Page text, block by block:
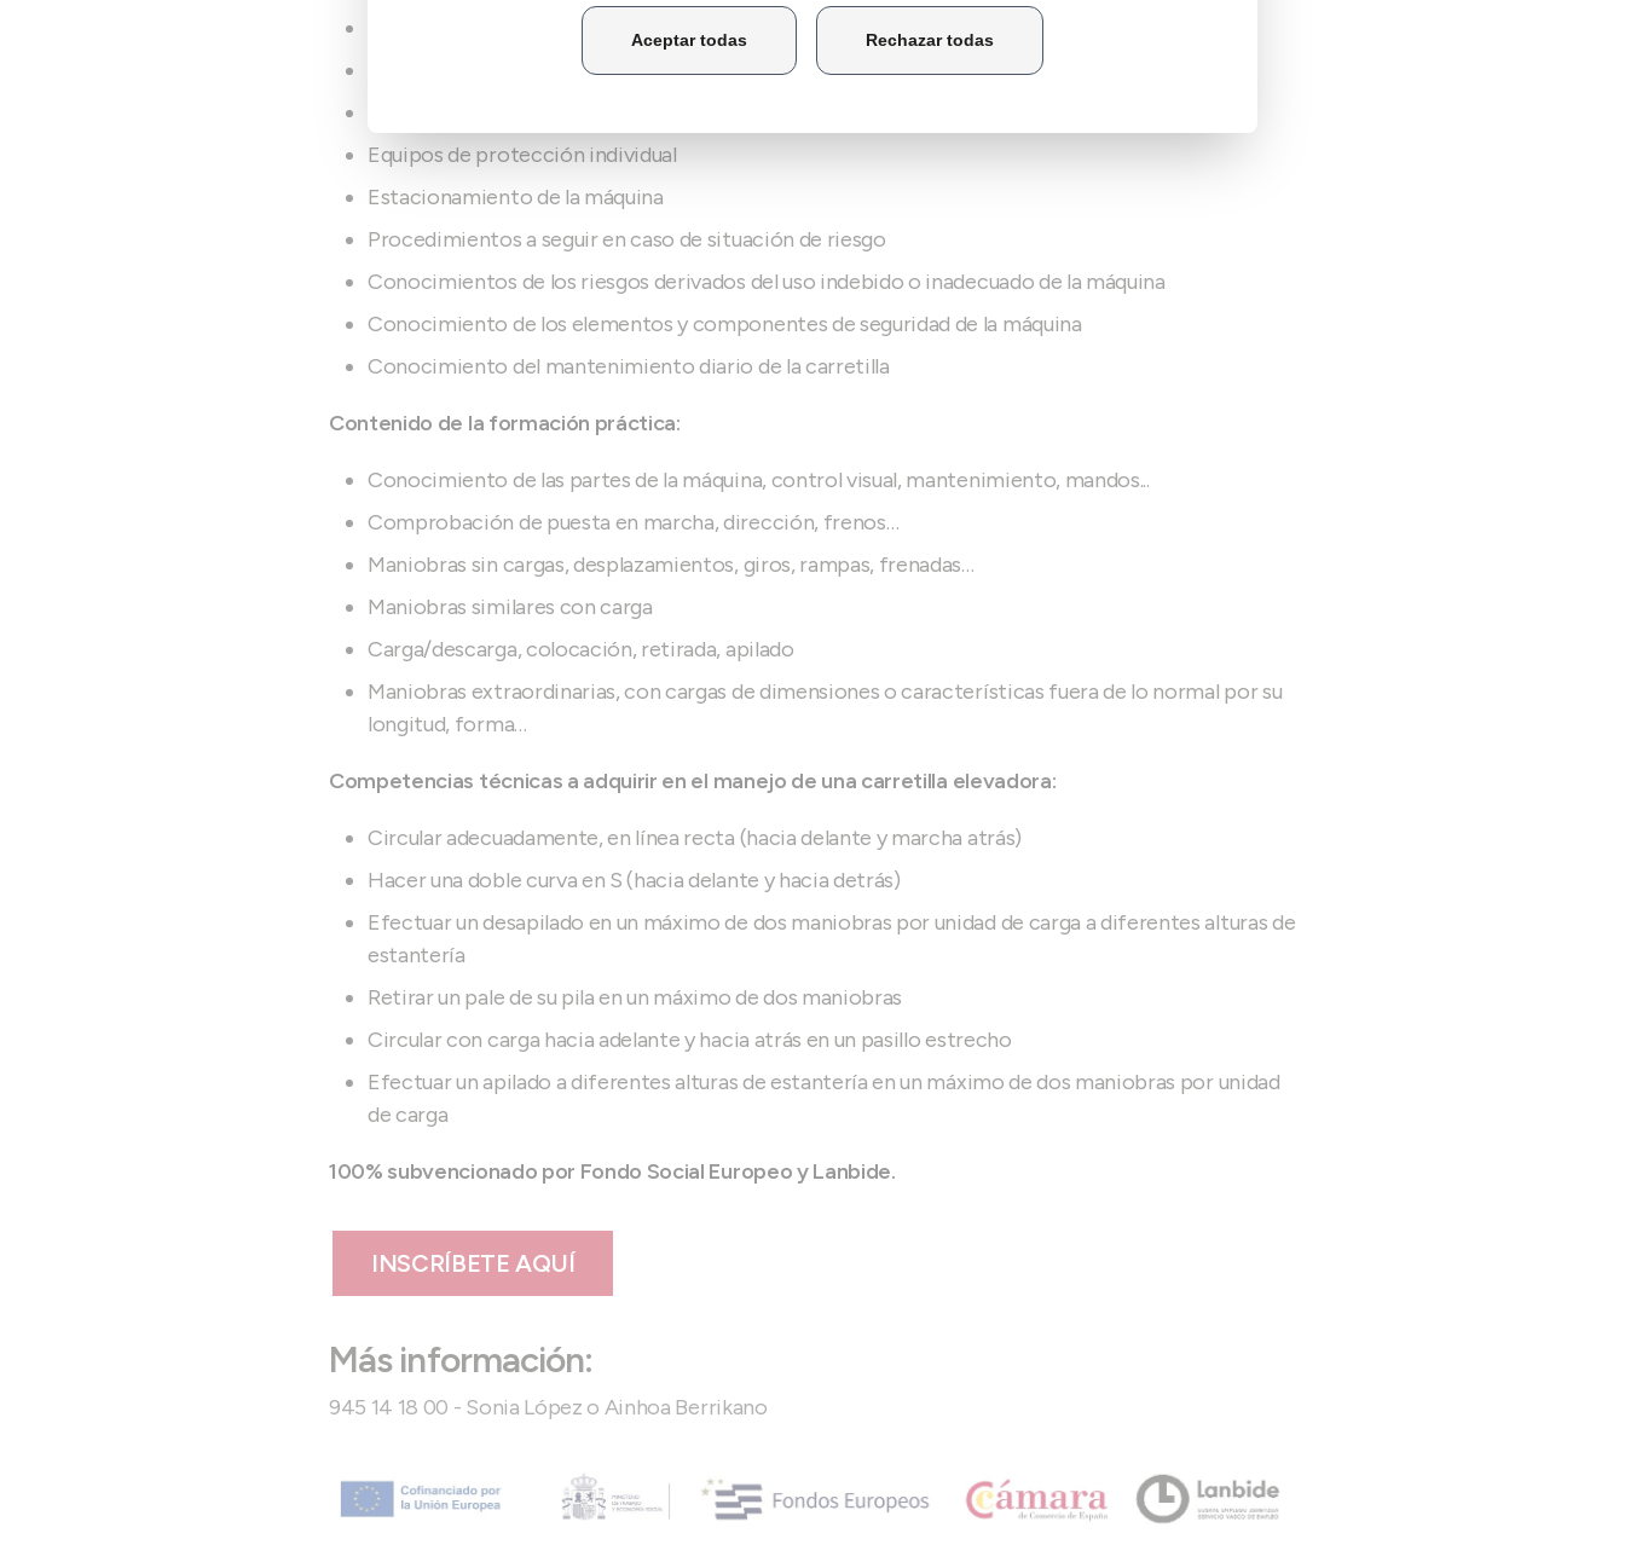
Utilización en vías públicas o de uso común
Control diario de puesta en marcha. comprobaciones
Equipos de protección individual
Estacionamiento de la máquina
Procedimientos a seguir en caso de situación de riesgo
Conocimientos de los riesgos derivados del uso indebido o inadecuado de la máquina
Conocimiento de los elementos y componentes de seguridad de la máquina
Conocimiento del mantenimiento diario de la carretilla
Contenido de la formación práctica:
Conocimiento de las partes de la máquina, control visual, mantenimiento, mandos...
Comprobación de puesta en marcha, dirección, frenos…
Maniobras sin cargas, desplazamientos, giros, rampas, frenadas…
Maniobras similares con carga
Carga/descarga, colocación, retirada, apilado
Maniobras extraordinarias, con cargas de dimensiones o características fuera de lo normal por su
longitud, forma…
Competencias técnicas a adquirir en el manejo de una carretilla elevadora:
Circular adecuadamente, en línea recta (hacia delante y marcha atrás)
Hacer una doble curva en S (hacia delante y hacia detrás)
Efectuar un desapilado en un máximo de dos maniobras por unidad de carga a diferentes alturas de
estantería
Retirar un pale de su pila en un máximo de dos maniobras
Circular con carga hacia adelante y hacia atrás en un pasillo estrecho
Efectuar un apilado a diferentes alturas de estantería en un máximo de dos maniobras por unidad
de carga
100% subvencionado por Fondo Social Europeo y Lanbide.
INSCRÍBETE AQUÍ
Más información:
945 14 18 00 - Sonia López o Ainhoa Berrikano